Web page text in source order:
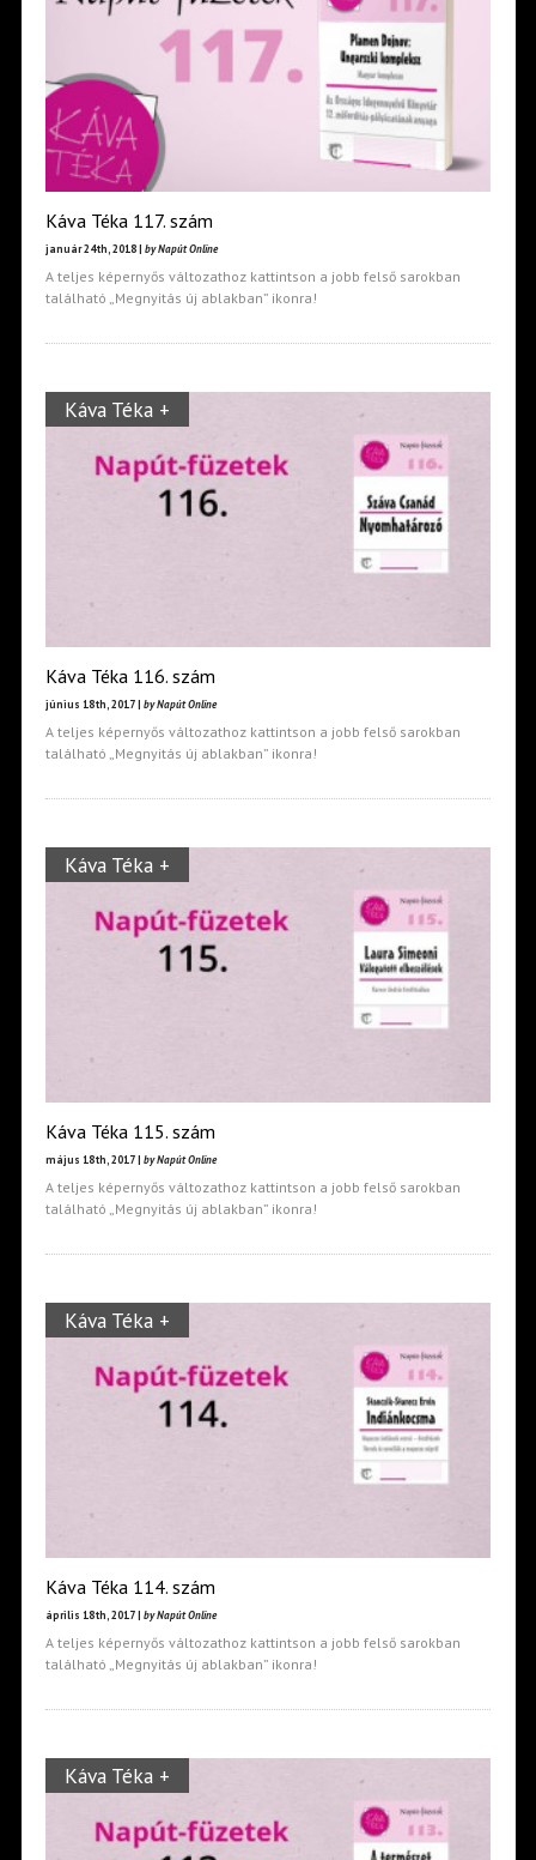
Káva Téka 117. szám
január 24th, 2018 | by Napút Online
A teljes képernyős változathoz kattintson a jobb felső sarokban
található „Megnyitás új ablakban” ikonra!
Káva Téka +
Káva Téka 116. szám
június 18th, 2017 | by Napút Online
A teljes képernyős változathoz kattintson a jobb felső sarokban
található „Megnyitás új ablakban” ikonra!
Káva Téka +
Káva Téka 115. szám
május 18th, 2017 | by Napút Online
A teljes képernyős változathoz kattintson a jobb felső sarokban
található „Megnyitás új ablakban” ikonra!
Káva Téka +
Káva Téka 114. szám
április 18th, 2017 | by Napút Online
A teljes képernyős változathoz kattintson a jobb felső sarokban
található „Megnyitás új ablakban” ikonra!
Káva Téka +